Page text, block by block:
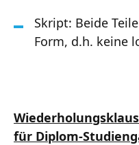
Skript: Beide
Form, d.h. keine
für Diplom-